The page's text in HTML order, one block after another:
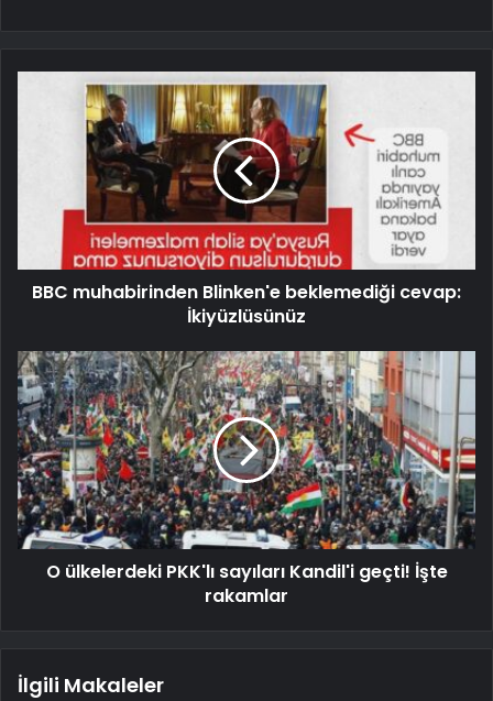
BBC muhabirinden Blinken'e beklemediği cevap:
İkiyüzlüsünüz
O ülkelerdeki PKK'lı sayıları Kandil'i geçti! İşte
rakamlar
İlgili Makaleler